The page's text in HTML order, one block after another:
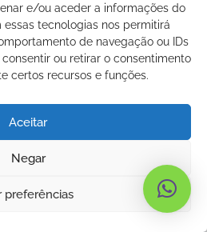
e/ou aceder a informações do
tecnologias nos permitirá
de navegação ou IDs
ou retirar o consentimento
certos recursos e funções.
Aceitar
Negar
preferências